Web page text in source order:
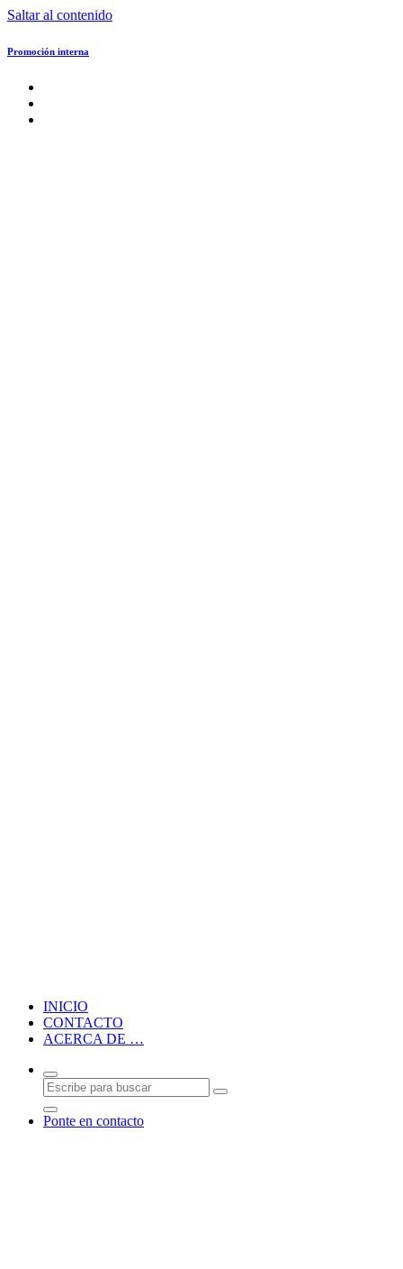
Saltar al contenido
Promoción interna
INICIO
CONTACTO
ACERCA DE …
Ponte en contacto